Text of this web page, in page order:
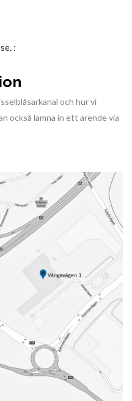
:
och hur vi
också lämna in ett ärende via